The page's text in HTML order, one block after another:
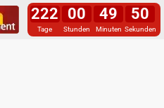
222
Tage
00
Stunden
49
Minuten
49
Sekunden